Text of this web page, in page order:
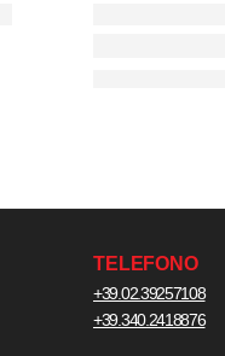
TELEFONO
+39.02.39257108
+39.340.2418876